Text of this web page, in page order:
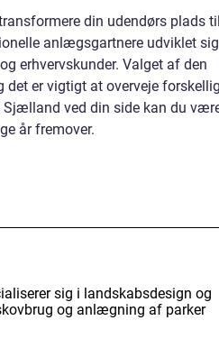
din udendørs plads
anlægsgartnere udviklet sig
erhvervskunder. Valget af den
er vigtigt at overveje
Sjælland ved din side kan du
år fremover.
sig i landskabsdesign og
og anlægning af parker